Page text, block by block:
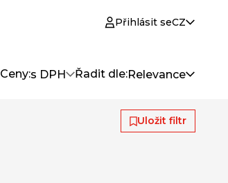
Přihlásit seCZ
Ceny:s DPH Řadit dle:Relevance
Uložit filtr